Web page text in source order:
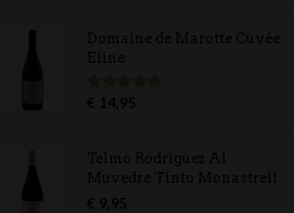
Domaine de Marotte Cuvée
Eline
Gewaardeerd
€ 14,95
Telmo Rodriguez Al
Muvedre Tinto Monastrell
€ 9,95